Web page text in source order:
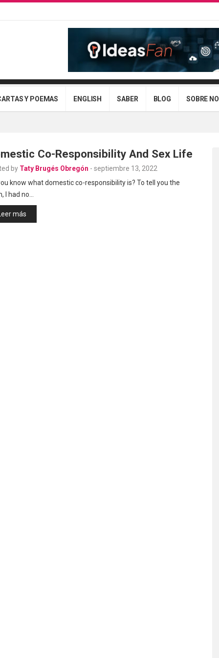
Y POEMAS ENGLISH SABER BLOG SOBRE
Co-Responsibility And Sex Life
by Taty Brugés Obregón - septiembre 13, 2022
know what domestic co-responsibility is? To tell you the
I had no…
más